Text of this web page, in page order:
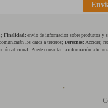
Finalidad: envío de información sobre productos y
los datos a terceros; Derechos:Acceder,
adicional. Puede consultar la información